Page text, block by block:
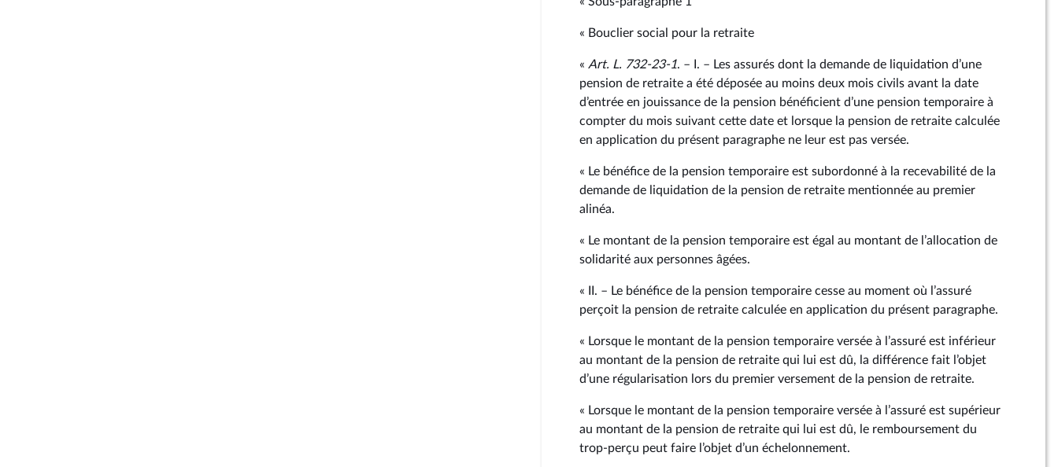
« Bouclier social pour la retraite
« Art. L. 732‑23‑1. – I. – Les assurés dont la demande de liquidation d’une
pension de retraite a été déposée au moins deux mois civils avant la date
d’entrée en jouissance de la pension bénéficient d’une pension temporaire à
compter du mois suivant cette date et lorsque la pension de retraite calculée
en application du présent paragraphe ne leur est pas versée.
« Le bénéfice de la pension temporaire est subordonné à la recevabilité de la
demande de liquidation de la pension de retraite mentionnée au premier
alinéa.
« Le montant de la pension temporaire est égal au montant de l’allocation de
solidarité aux personnes âgées.
« II. – Le bénéfice de la pension temporaire cesse au moment où l’assuré
perçoit la pension de retraite calculée en application du présent paragraphe.
« Lorsque le montant de la pension temporaire versée à l’assuré est inférieur
au montant de la pension de retraite qui lui est dû, la différence fait l’objet
d’une régularisation lors du premier versement de la pension de retraite.
« Lorsque le montant de la pension temporaire versée à l’assuré est supérieur
au montant de la pension de retraite qui lui est dû, le remboursement du
trop‑perçu peut faire l’objet d’un échelonnement.